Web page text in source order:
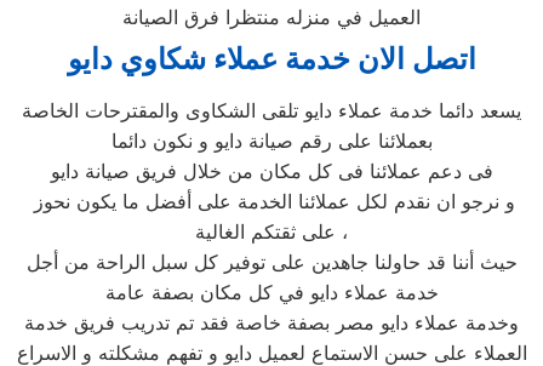
العميل في منزله منتظرا فرق الصيانة
اتصل الان خدمة عملاء شكاوي دايو
يسعد دائما خدمة عملاء دايو تلقى الشكاوى والمقترحات الخاصة
بعملائنا على رقم صيانة دايو و نكون دائما
فى دعم عملائنا فى كل مكان من خلال فريق صيانة دايو
على ثقتكم الغالية ،
حيث أننا قد حاولنا جاهدين على توفير كل سبل الراحة من أجل
خدمة عملاء دايو في كل مكان بصفة عامة
وخدمة عملاء دايو مصر بصفة خاصة فقد تم تدريب فريق خدمة
العملاء على حسن الاستماع لعميل دايو و تفهم مشكلته و الاسراع